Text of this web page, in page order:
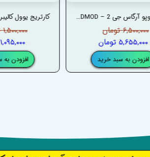
۱,۵۰۰,۰۰۰ تومان
۱,۰۹۵,۰۰۰ تومان
افزودن
پادماد ووپو آرگاس جی 2 – VOOPOO ARGUS G2 PODMOD
۶,۵۰۰,۰۰۰ تومان
۵,۶۵۵,۰۰۰ تومان
افزودن به سبد خرید